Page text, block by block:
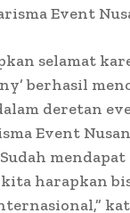
Event
selamat
berhasil
deretan
Event
mendapat
harapkan